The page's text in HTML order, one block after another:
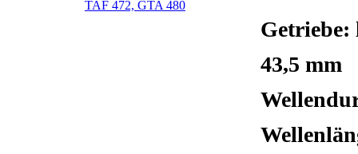
Getriebe:
43,5 mm